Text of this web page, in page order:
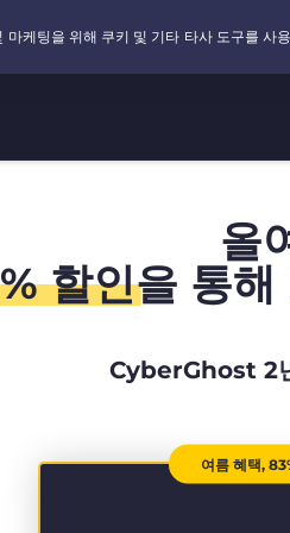
올
할인을 통해
CyberGhost 2
여름 혜택,